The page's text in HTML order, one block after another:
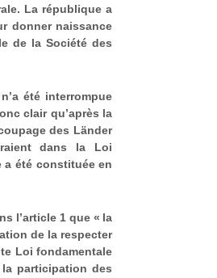
La république a
donner naissance
de la Société des
été interrompue
clair qu’après la
des Länder
dans la Loi
a été constituée en
l’article 1 que « la
de la respecter
Loi fondamentale
participation des